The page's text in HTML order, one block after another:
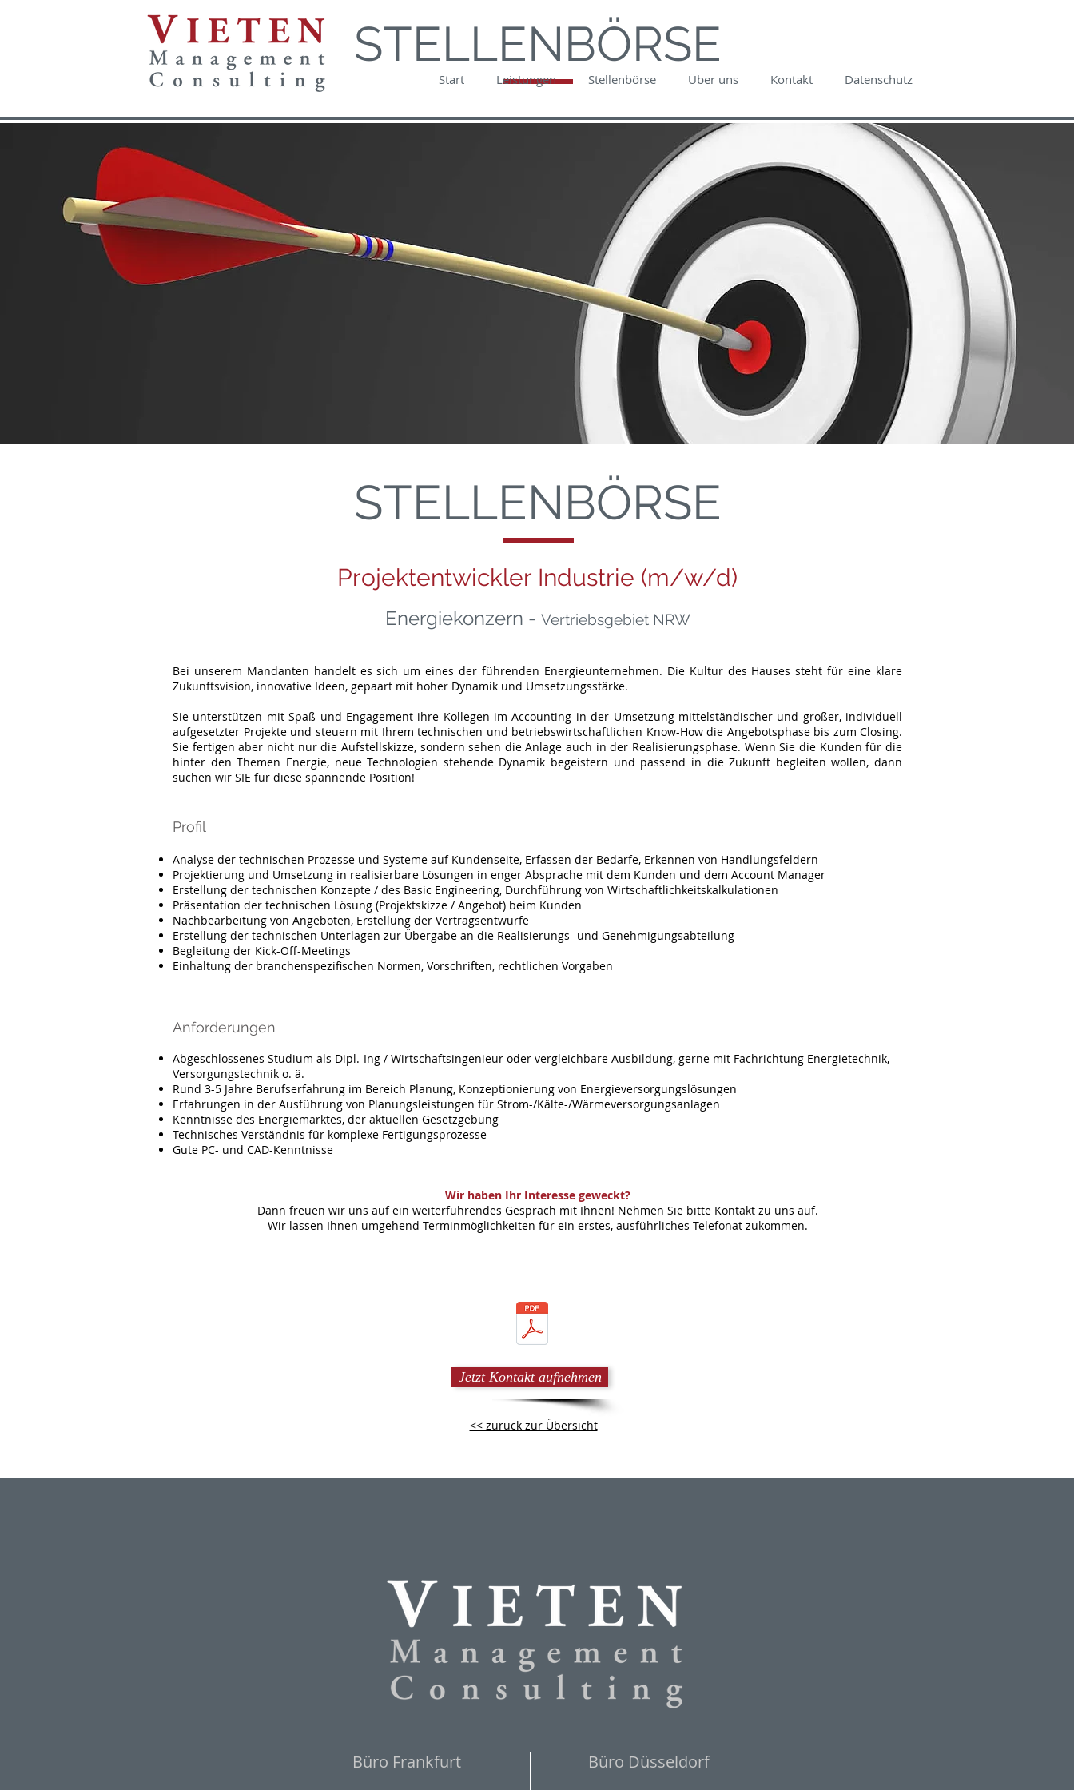
Start Leistungen Stellenbörse Über uns Kontakt Datenschutz
STELLENBÖRSE
STELLENBÖRSE
Projektentwickler Industrie (m/w/d)
Energiekonzern - Vertriebsgebiet NRW
Bei unserem Mandanten handelt es sich um eines der führenden Energieunternehmen. Die Kultur des Hauses steht für eine klare
Zukunftsvision, innovative Ideen, gepaart mit hoher Dynamik und Umsetzungsstärke.
Sie unterstützen mit Spaß und Engagement ihre Kollegen im Accounting in der Umsetzung mittelständischer und großer, individuell
aufgesetzter Projekte und steuern mit Ihrem technischen und betriebswirtschaftlichen Know-How die Angebotsphase bis zum Closing.
Sie fertigen aber nicht nur die Aufstellskizze, sondern sehen die Anlage auch in der Realisierungsphase. Wenn Sie die Kunden für die
hinter den Themen Energie, neue Technologien stehende Dynamik begeistern und passend in die Zukunft begleiten wollen, dann
suchen wir SIE für diese spannende Position!
Profil
Analyse der technischen Prozesse und Systeme auf Kundenseite, Erfassen der Bedarfe, Erkennen von Handlungsfeldern
Projektierung und Umsetzung in realisierbare Lösungen in enger Absprache mit dem Kunden und dem Account Manager
Erstellung der technischen Konzepte / des Basic Engineering, Durchführung von Wirtschaftlichkeitskalkulationen
Präsentation der technischen Lösung (Projektskizze / Angebot) beim Kunden
Nachbearbeitung von Angeboten, Erstellung der Vertragsentwürfe
Erstellung der technischen Unterlagen zur Übergabe an die Realisierungs- und Genehmigungsabteilung
Begleitung der Kick-Off-Meetings
Einhaltung der branchenspezifischen Normen, Vorschriften, rechtlichen Vorgaben
Anforderungen
Abgeschlossenes Studium als Dipl.-Ing / Wirtschaftsingenieur oder vergleichbare Ausbildung, gerne mit Fachrichtung Energietechnik,
Versorgungstechnik o. ä.
Rund 3-5 Jahre Berufserfahrung im Bereich Planung, Konzeptionierung von Energieversorgungslösungen
Erfahrungen in der Ausführung von Planungsleistungen für Strom-/Kälte-/Wärmeversorgungsanlagen
Kenntnisse des Energiemarktes, der aktuellen Gesetzgebung
Technisches Verständnis für komplexe Fertigungsprozesse
Gute PC- und CAD-Kenntnisse
Wir haben Ihr Interesse geweckt?
Dann freuen wir uns auf ein weiterführendes Gespräch mit Ihnen! Nehmen Sie bitte Kontakt zu uns auf.
Wir lassen Ihnen umgehend Terminmöglichkeiten für ein erstes, ausführliches Telefonat zukommen.
Jetzt Kontakt aufnehmen
<< zurück zur Übersicht
Büro Frankfurt Büro Düsseldorf